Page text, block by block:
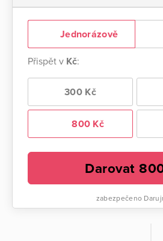
Jednorázově
Přispět v Kč:
300 Kč
800 Kč
Darovat
zabezpečeno